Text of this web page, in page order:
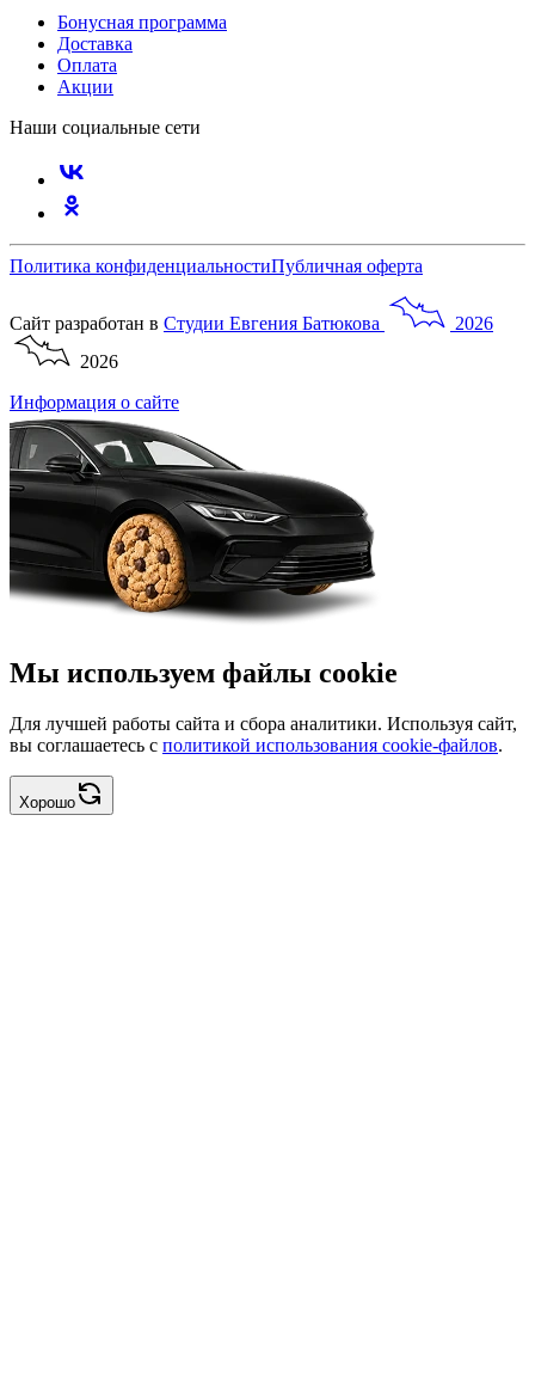
Бонусная программа
Доставка
Оплата
Акции
Наши социальные сети
Политика конфиденциальностиПубличная оферта
Сайт разработан в Студии Евгения Батюкова
2026
2026
Информация о сайте
Мы используем файлы cookie
Для лучшей работы сайта и сбора аналитики. Используя сайт,
вы соглашаетесь с политикой использования cookie-файлов.
Хорошо